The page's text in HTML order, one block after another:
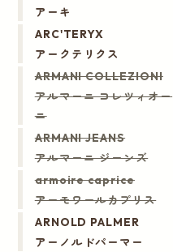
アーキ
ARC'TERYX
アークテリクス
ARMANI COLLEZIONI
アルマーニ コレツィオー
ニ
ARMANI JEANS
アルマーニ ジーンズ
armoire caprice
アーモワールカプリス
ARNOLD PALMER
アーノルドパーマー